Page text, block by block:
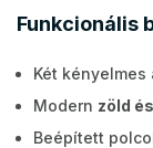
Funkcionális
Két kényelmes
Modern zöld
Beépített